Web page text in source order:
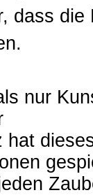
dass die
nur
hat